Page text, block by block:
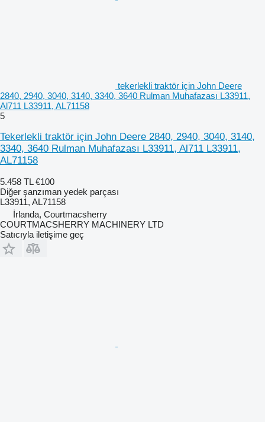
tekerlekli traktör için John Deere
2840, 2940, 3040, 3140, 3340, 3640 Rulman Muhafazası L33911,
Al711 L33911, AL71158
5
Tekerlekli traktör için John Deere 2840, 2940, 3040, 3140,
3340, 3640 Rulman Muhafazası L33911, Al711 L33911,
AL71158
5.458 TL €100
Diğer şanzıman yedek parçası
L33911, AL71158
İrlanda, Courtmacsherry
COURTMACSHERRY MACHINERY LTD
Satıcıyla iletişime geç